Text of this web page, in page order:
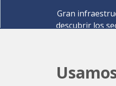
Gran
descubrir los
Carrer de la